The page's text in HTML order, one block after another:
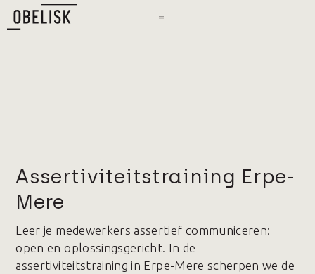
Assertiviteitstraining Erpe-
Mere
Leer je medewerkers assertief communiceren:
open en oplossingsgericht. In de
assertiviteitstraining in Erpe-Mere scherpen we de